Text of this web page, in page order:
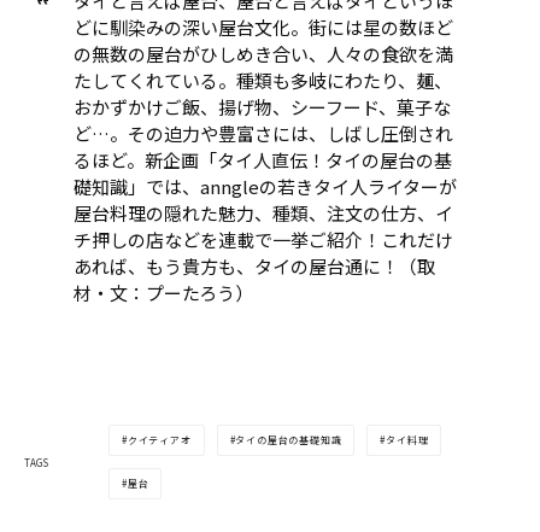
どに馴染みの深い屋台文化。街には星の数ほど
の無数の屋台がひしめき合い、人々の食欲を満
たしてくれている。種類も多岐にわたり、麺、
おかずかけご飯、揚げ物、シーフード、菓子な
ど…。その迫力や豊富さには、しばし圧倒され
るほど。新企画「タイ人直伝！タイの屋台の基
礎知識」では、anngleの若きタイ人ライターが
屋台料理の隠れた魅力、種類、注文の仕方、イ
チ押しの店などを連載で一挙ご紹介！これだけ
あれば、もう貴方も、タイの屋台通に！（取
材・文：プーたろう）
TAGS
クイティアオ タイの屋台の基礎知識 タイ料理
屋台